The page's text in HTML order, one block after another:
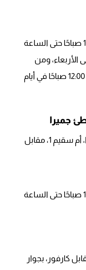
: من الساعة 10:00 صباحًا حتى الساعة
الأربعاء، ومن
الساعة 10:00 صباحًا حتى الساعة 12:00 صباحًا في أيام
جميرا
: شارع شاطئ جميرا، أم سقيم 1، مقابل
: من الساعة 10:00 صباحًا حتى الساعة
كارفور، بجوار